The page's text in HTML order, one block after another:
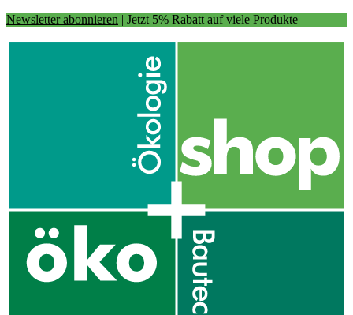
Newsletter abonnieren | Jetzt 5% Rabatt auf viele Produkte